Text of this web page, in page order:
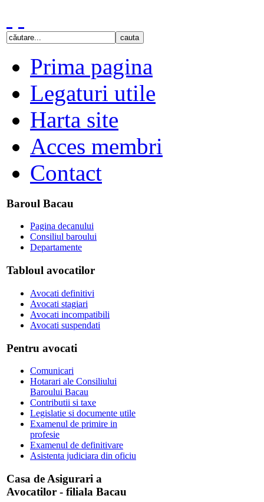
Prima pagina
Legaturi utile
Harta site
Acces membri
Contact
Baroul Bacau
Pagina decanului
Consiliul baroului
Departamente
Tabloul avocatilor
Avocati definitivi
Avocati stagiari
Avocati incompatibili
Avocati suspendati
Pentru avocati
Comunicari
Hotarari ale Consiliului
Baroului Bacau
Contributii si taxe
Legislatie si documente utile
Examenul de primire in
profesie
Examenul de definitivare
Asistenta judiciara din oficiu
Casa de Asigurari a
Avocatilor - filiala Bacau